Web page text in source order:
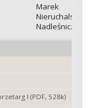
Marek
Nieruchalski
Nadleśniczy
I (PDF, 528k)